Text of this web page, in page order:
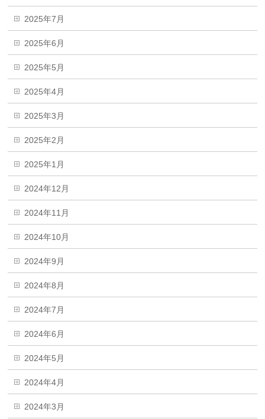
2025年7月
2025年6月
2025年5月
2025年4月
2025年3月
2025年2月
2025年1月
2024年12月
2024年11月
2024年10月
2024年9月
2024年8月
2024年7月
2024年6月
2024年5月
2024年4月
2024年3月